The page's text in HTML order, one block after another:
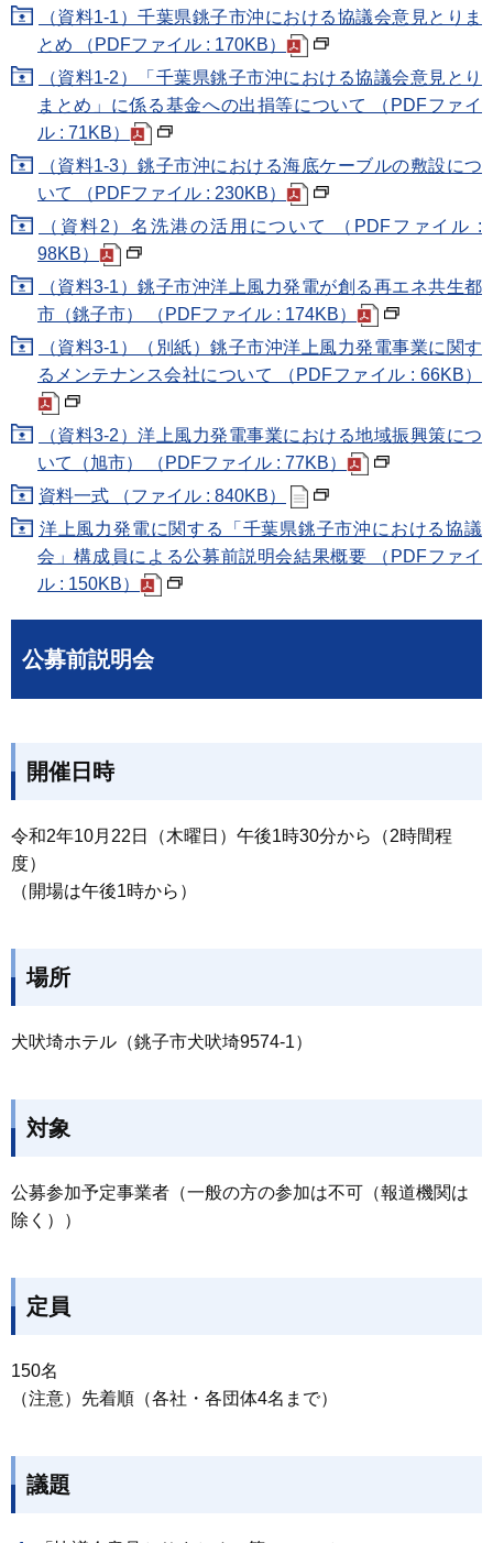
（資料1-1）千葉県銚子市沖における協議会意見とりま
とめ （PDFファイル : 170KB）
（資料1-2）「千葉県銚子市沖における協議会意見とり
まとめ」に係る基金への出捐等について （PDFファイ
ル : 71KB）
（資料1-3）銚子市沖における海底ケーブルの敷設につ
いて （PDFファイル : 230KB）
（資料2）名洗港の活用について （PDFファイル :
98KB）
（資料3-1）銚子市沖洋上風力発電が創る再エネ共生都
市（銚子市） （PDFファイル : 174KB）
（資料3-1）（別紙）銚子市沖洋上風力発電事業に関す
るメンテナンス会社について （PDFファイル : 66KB）
（資料3-2）洋上風力発電事業における地域振興策につ
いて（旭市） （PDFファイル : 77KB）
資料一式 （ファイル : 840KB）
洋上風力発電に関する「千葉県銚子市沖における協議
会」構成員による公募前説明会結果概要 （PDFファイ
ル : 150KB）
公募前説明会
開催日時
令和2年10月22日（木曜日）午後1時30分から（2時間程
度）
（開場は午後1時から）
場所
犬吠埼ホテル（銚子市犬吠埼9574-1）
対象
公募参加予定事業者（一般の方の参加は不可（報道機関は
除く））
定員
150名
（注意）先着順（各社・各団体4名まで）
議題